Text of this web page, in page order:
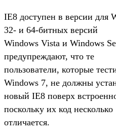
IE8 доступен в версии для
32- и 64-битных версий
Windows Vista и Windows
предупреждают, что те
пользователи, которые
Windows 7, не должны
новый IE8 поверх
поскольку их код несколько
отличается.